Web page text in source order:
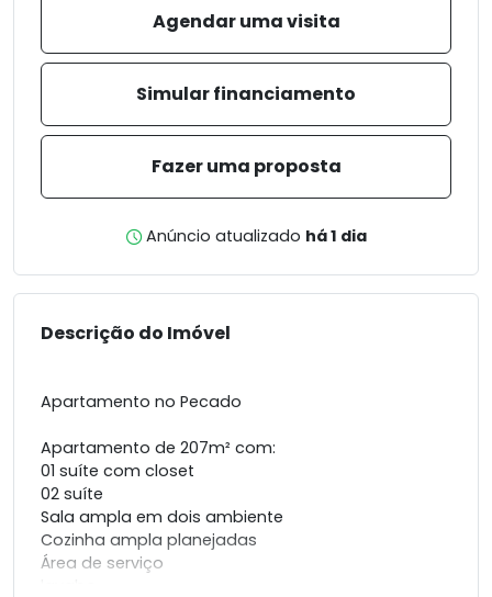
Agendar uma visita
Simular financiamento
Fazer uma proposta
Anúncio atualizado há 1 dia
Descrição do Imóvel
Apartamento no Pecado
Apartamento de 207m² com:
01 suíte com closet
02 suíte
Sala ampla em dois ambiente
Cozinha ampla planejadas
Área de serviço